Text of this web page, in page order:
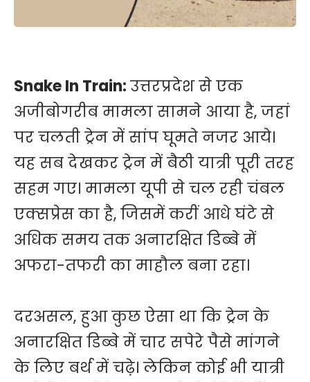
Snake In Train:उत्तरप्रदेश से एक
अजीबोगरीब मामला सामने आया है, जहां
पर चलती ट्रेन में सांप घूमते नजर आये।
यह सब देखकर ट्रेन में बैठी यात्री पूरी तरह
सहम गए। मामला यूपी से चल रही चंबल
एक्सप्रेस का है, जिसमें करीं आधे घंटे से
अधिक समय तक अनारक्षित डिब्बे में
अफरा-तफरी का माहौल बना रहा।
दरअसल, हुआ कुछ ऐसा था कि ट्रेन के
अनारक्षित डिब्बे में चार सपेरे पैसे मांगने
के लिए बर्थ में चढ़े। लेकिन कोई भी यात्री